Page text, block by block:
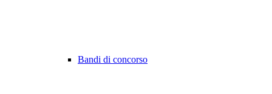
Bandi di concorso